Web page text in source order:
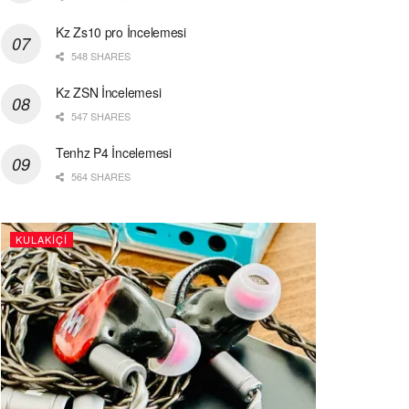
Kz Zs10 pro İncelemesi
548 SHARES
Kz ZSN İncelemesi
547 SHARES
Tenhz P4 İncelemesi
564 SHARES
KULAKIÇI